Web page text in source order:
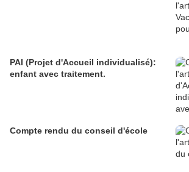
PAI (Projet d'Accueil individualisé):
enfant avec traitement.
Compte rendu du conseil d'école